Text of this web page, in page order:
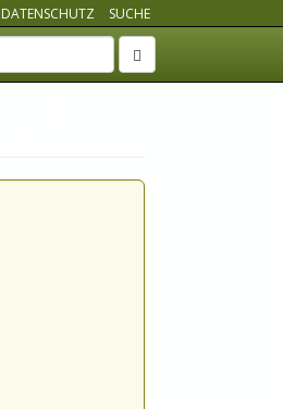
DATENSCHUTZ SUCHE